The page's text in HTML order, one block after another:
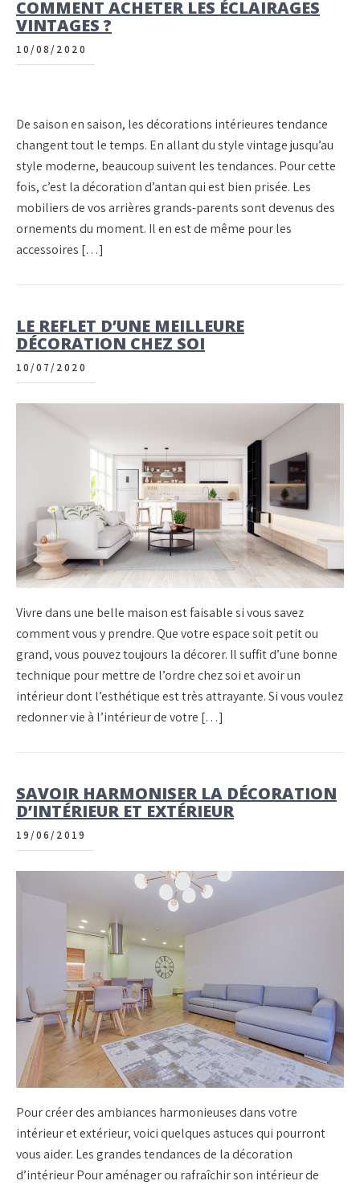
COMMENT ACHETER LES ÉCLAIRAGES
VINTAGES ?
10/08/2020
De saison en saison, les décorations intérieures tendance
changent tout le temps. En allant du style vintage jusqu’au
style moderne, beaucoup suivent les tendances. Pour cette
fois, c’est la décoration d’antan qui est bien prisée. Les
mobiliers de vos arrières grands-parents sont devenus des
ornements du moment. Il en est de même pour les
accessoires […]
LE REFLET D’UNE MEILLEURE
DÉCORATION CHEZ SOI
10/07/2020
Vivre dans une belle maison est faisable si vous savez
comment vous y prendre. Que votre espace soit petit ou
grand, vous pouvez toujours la décorer. Il suffit d’une bonne
technique pour mettre de l’ordre chez soi et avoir un
intérieur dont l’esthétique est très attrayante. Si vous voulez
redonner vie à l’intérieur de votre […]
SAVOIR HARMONISER LA DÉCORATION
D’INTÉRIEUR ET EXTÉRIEUR
19/06/2019
Pour créer des ambiances harmonieuses dans votre
intérieur et extérieur, voici quelques astuces qui pourront
vous aider. Les grandes tendances de la décoration
d’intérieur Pour aménager ou rafraîchir son intérieur de